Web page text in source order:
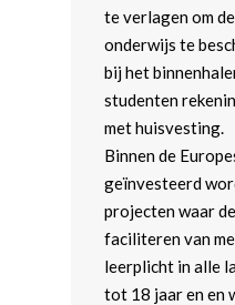
te verlagen om
onderwijs te
bij het
studenten
met huisvesting.
Binnen de
geïnvesteerd
projecten waar
faciliteren van
leerplicht in alle
tot 18 jaar en en